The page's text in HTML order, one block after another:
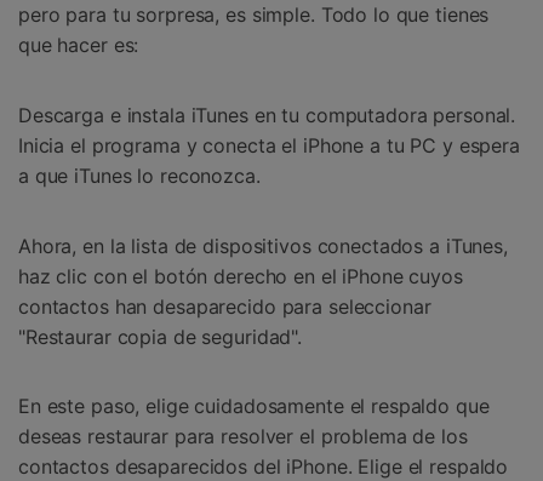
pero para tu sorpresa, es simple. Todo lo que tienes
que hacer es:
Descarga e instala iTunes en tu computadora personal.
Inicia el programa y conecta el iPhone a tu PC y espera
a que iTunes lo reconozca.
Ahora, en la lista de dispositivos conectados a iTunes,
haz clic con el botón derecho en el iPhone cuyos
contactos han desaparecido para seleccionar
"Restaurar copia de seguridad".
En este paso, elige cuidadosamente el respaldo que
deseas restaurar para resolver el problema de los
contactos desaparecidos del iPhone. Elige el respaldo